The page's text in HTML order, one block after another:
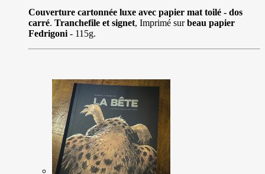
Couverture cartonnée luxe avec papier mat toilé - dos
carré. Tranchefile et signet, Imprimé surbeau papier
Fedrigoni - 115g.